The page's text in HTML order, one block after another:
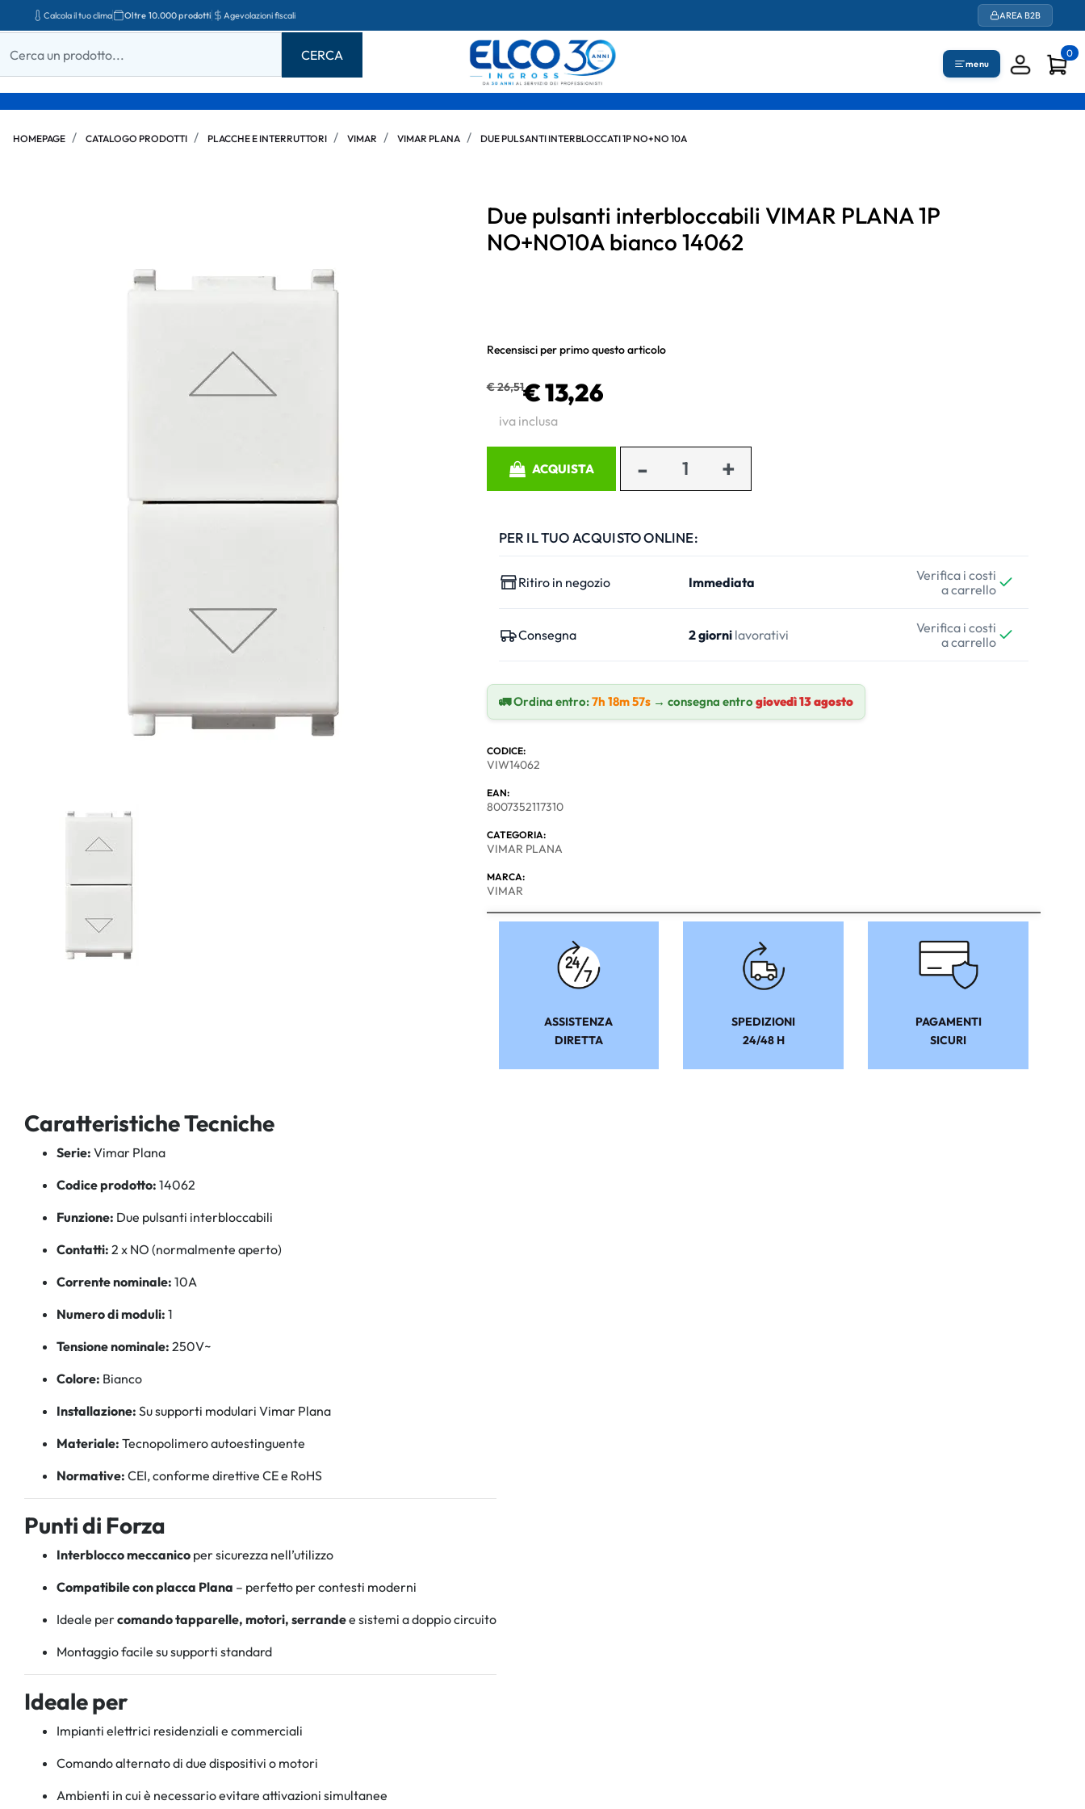
Calcola il tuo clima Oltre 10.000 prodotti Agevolazioni fiscali AREA B2B
menu
0
HOMEPAGE CATALOGO PRODOTTI PLACCHE E INTERRUTTORI VIMAR VIMAR PLANA DUE PULSANTI INTERBLOCCATI 1P NO+NO 10A
Due pulsanti interbloccabili VIMAR PLANA 1P
NO+NO10A bianco 14062
Recensisci per primo questo articolo
€ 26,51€ 13,26
iva inclusa
ACQUISTA
PER IL TUO ACQUISTO ONLINE:
Ritiro in negozio Immediata
Verifica i costi
a carrello
Consegna 2 giornilavorativi
Verifica i costi
a carrello
🚛 Ordina entro:7h 18m 57s→ consegna entrogiovedì 13 agosto
CODICE:
VIW14062
EAN:
8007352117310
CATEGORIA:
VIMAR PLANA
MARCA:
VIMAR
ASSISTENZA
DIRETTA
SPEDIZIONI
24/48 H
PAGAMENTI
SICURI
Caratteristiche Tecniche
Serie: Vimar Plana
Codice prodotto: 14062
Funzione: Due pulsanti interbloccabili
Contatti: 2 x NO (normalmente aperto)
Corrente nominale: 10A
Numero di moduli: 1
Tensione nominale: 250V~
Colore: Bianco
Installazione: Su supporti modulari Vimar Plana
Materiale: Tecnopolimero autoestinguente
Normative: CEI, conforme direttive CE e RoHS
Punti di Forza
Interblocco meccanico per sicurezza nell’utilizzo
Compatibile con placca Plana – perfetto per contesti moderni
Ideale percomando tapparelle, motori, serrandee sistemi a doppio circuito
Montaggio facile su supporti standard
Ideale per
Impianti elettrici residenziali e commerciali
Comando alternato di due dispositivi o motori
Ambienti in cui è necessario evitare attivazioni simultanee